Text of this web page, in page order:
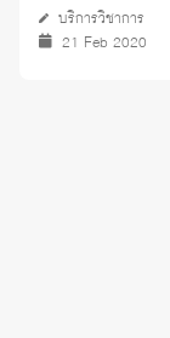
บริการวิชาการ
21 Feb 2020